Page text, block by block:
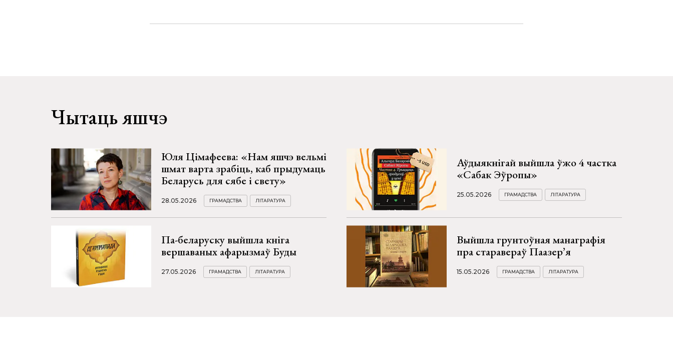
Чытаць яшчэ
Юля Цімафеева: «Нам яшчэ вельмі
шмат варта зрабіць, каб прыдумаць
Беларусь для сябе і свету»
28.05.2026 ГРАМАДСТВА ЛІТАРАТУРА
Па-беларуску выйшла кніга
вершаваных афарызмаў Буды
27.05.2026 ГРАМАДСТВА ЛІТАРАТУРА
Аўдыякнігай выйшла ўжо 4 частка
«Сабак Эўропы»
25.05.2026 ГРАМАДСТВА ЛІТАРАТУРА
Выйшла грунтоўная манаграфія
пра старавераў Паазер’я
15.05.2026 ГРАМАДСТВА ЛІТАРАТУРА